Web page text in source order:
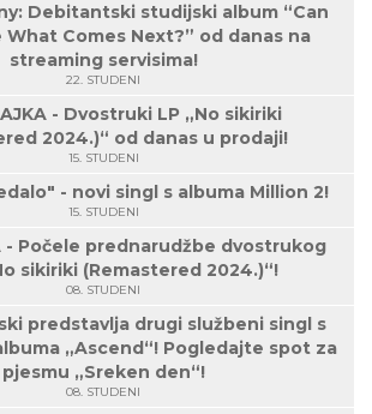
Debitantski studijski album “Can
What Comes Next?” od danas na
streaming servisima!
22. STUDENI
- Dvostruki LP „No sikiriki
2024.)“ od danas u prodaji!
15. STUDENI
- novi singl s albuma Million 2!
15. STUDENI
- Počele prednarudžbe dvostrukog
sikiriki (Remastered 2024.)“!
08. STUDENI
predstavlja drugi službeni singl s
„Ascend“! Pogledajte spot za
pjesmu „Sreken den“!
08. STUDENI